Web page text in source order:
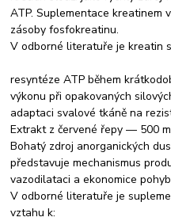
ATP. Suplementace kreatinem
zásoby fosfokreatinu.
V odborné literatuře je kreatin
resyntéze ATP během
výkonu při opakovaných
adaptaci svalové tkáně na
Extrakt z červené řepy — 500
Bohatý zdroj anorganických
představuje mechanismus
vazodilataci a ekonomice
V odborné literatuře je
vztahu k: